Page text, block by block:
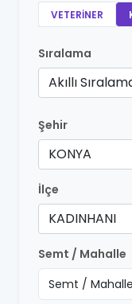
VETERINER
Sıralama
Akıllı
Şehir
KONYA
İlçe
KADINHANI
Semt / Mahalle